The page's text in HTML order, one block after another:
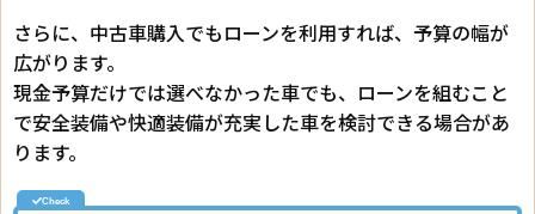
さらに、中古車購入でもローンを利用すれば、予算の幅が
広がります。
現金予算だけでは選べなかった車でも、ローンを組むこと
で安全装備や快適装備が充実した車を検討できる場合があ
ります。